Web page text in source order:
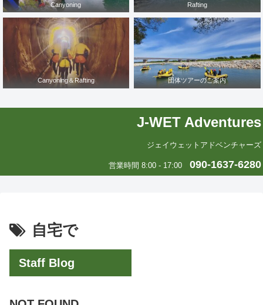
Canyoning Rafting
Canyoning＆Rafting 団体ツアーのご案内
J-WET Adventures
ジェイウェットアドベンチャーズ
営業時間 8:00 - 17:00 090-1637-6280
自宅で
Staff Blog